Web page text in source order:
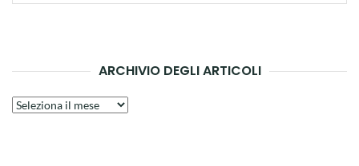
ARCHIVIO DEGLI ARTICOLI
Archivio